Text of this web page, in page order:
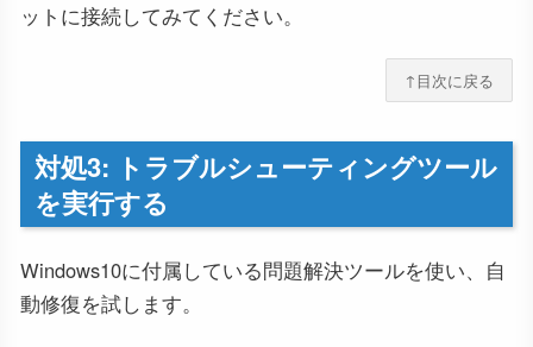
ットに接続してみてください。
↑目次に戻る
対処3: トラブルシューティングツール
を実行する
Windows10に付属している問題解決ツールを使い、自
動修復を試します。